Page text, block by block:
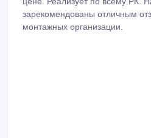
зарекомендованы отличным
монтажных организации.